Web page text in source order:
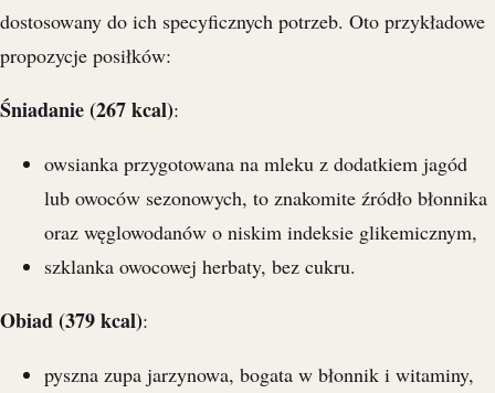
dostosowany do ich specyficznych potrzeb. Oto przykładowe
propozycje posiłków:
Śniadanie (267 kcal):
owsianka przygotowana na mleku z dodatkiem jagód
lub owoców sezonowych, to znakomite źródło błonnika
oraz węglowodanów o niskim indeksie glikemicznym,
szklanka owocowej herbaty, bez cukru.
Obiad (379 kcal):
pyszna zupa jarzynowa, bogata w błonnik i witaminy,